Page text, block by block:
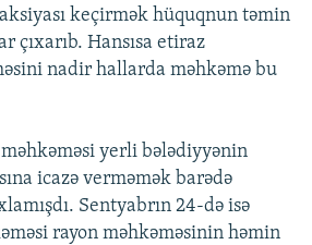
KITABXANASI
STANDARTLARIMIZ
keçirmək hüquqnun təmin
çıxarıb. Hansısa etiraz
nadir hallarda məhkəmə bu
yerli bələdiyyənin
icazə verməmək barədə
Sentyabrın 24-də isə
rayon məhkəməsinin həmin